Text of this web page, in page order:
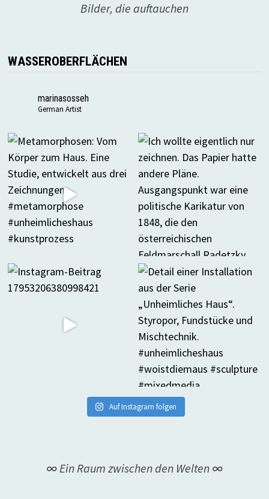
Bilder, die auftauchen
WASSEROBERFLÄCHEN
marinasosseh
German Artist
Auf Instagram folgen
∞ Ein Raum zwischen den Welten ∞